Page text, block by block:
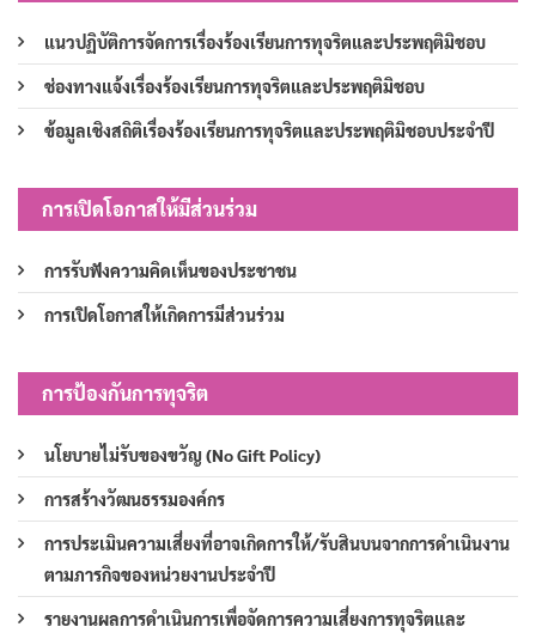
แนวปฏิบัติการจัดการเรื่องร้องเรียนการทุจริตและประพฤติมิชอบ
ช่องทางแจ้งเรื่องร้องเรียนการทุจริตและประพฤติมิชอบ
ข้อมูลเชิงสถิติเรื่องร้องเรียนการทุจริตและประพฤติมิชอบประจำปี
การเปิดโอกาสให้มีส่วนร่วม
การรับฟังความคิดเห็นของประชาชน
การเปิดโอกาสให้เกิดการมีส่วนร่วม
การป้องกันการทุจริต
นโยบายไม่รับของขวัญ (No Gift Policy)
การสร้างวัฒนธรรมองค์กร
การประเมินความเสี่ยงที่อาจเกิดการให้/รับสินบนจากการดำเนินงาน
ตามภารกิจของหน่วยงานประจำปี
รายงานผลการดำเนินการเพื่อจัดการความเสี่ยงการทุจริตและ